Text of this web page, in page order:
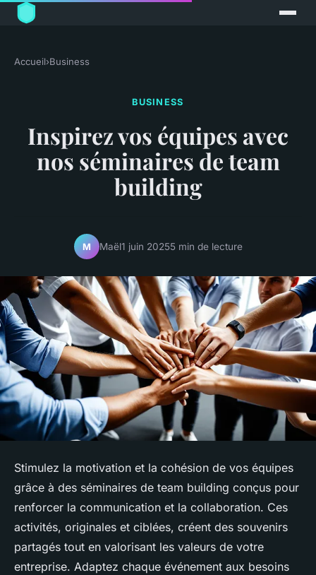
Accueil›Business
BUSINESS
Inspirez vos équipes avec
nos séminaires de team
building
M Maël1 juin 20255 min de lecture
Stimulez la motivation et la cohésion de vos équipes
grâce à des séminaires de team building conçus pour
renforcer la communication et la collaboration. Ces
activités, originales et ciblées, créent des souvenirs
partagés tout en valorisant les valeurs de votre
entreprise. Adaptez chaque événement aux besoins